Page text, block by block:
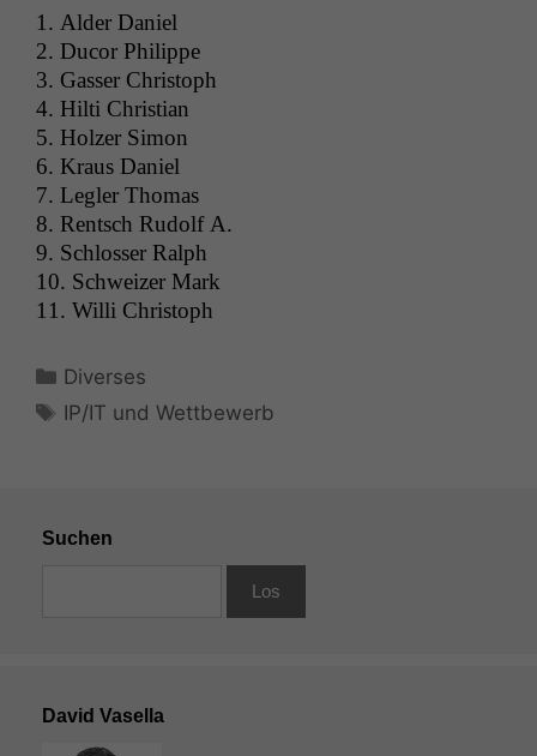
1. Alder Daniel
2. Ducor Philippe
3. Gasser Christoph
4. Hilti Christian
5. Holz­er Simon
6. Kraus Daniel
7. Legler Thomas
8. Rentsch Rudolf A.
9. Schloss­er Ralph
10. Schweiz­er Mark
11. Willi Christoph
Kategorien
Diverses
Schlagwörter
IP/IT und Wettbewerb
Suchen
David Vasella